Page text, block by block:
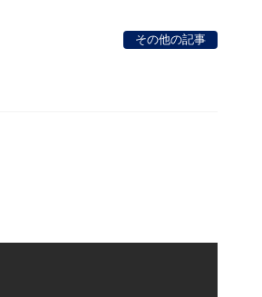
その他の記事